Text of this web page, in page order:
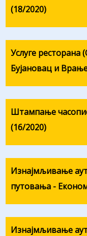
(18/2020)
Услуге ресторана
Бујановац и
Штампање
(16/2020)
Изнајмљивање
путовања -
Изнајмљивање